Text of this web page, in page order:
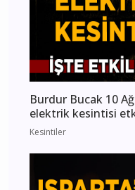
Burdur Bucak 10
elektrik kesintisi
Kesintiler